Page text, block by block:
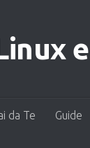
da Te Guide